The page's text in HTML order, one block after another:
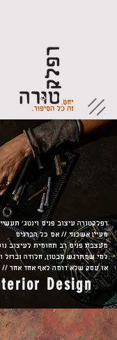
רפלקטורה עיצוב פנים וינטג׳
מעיין אשכנזי // אם כל הברגים
מעצבת פנים רב תחומית לעיצוב
למי שמתרגש מבטון, חלודה וברזל
או עסקשלא דומה לאף אחד אחר //
Design